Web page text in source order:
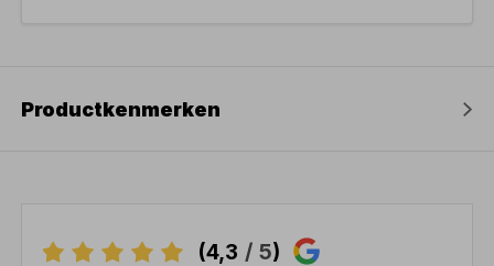
Productkenmerken
(4,3 / 5)